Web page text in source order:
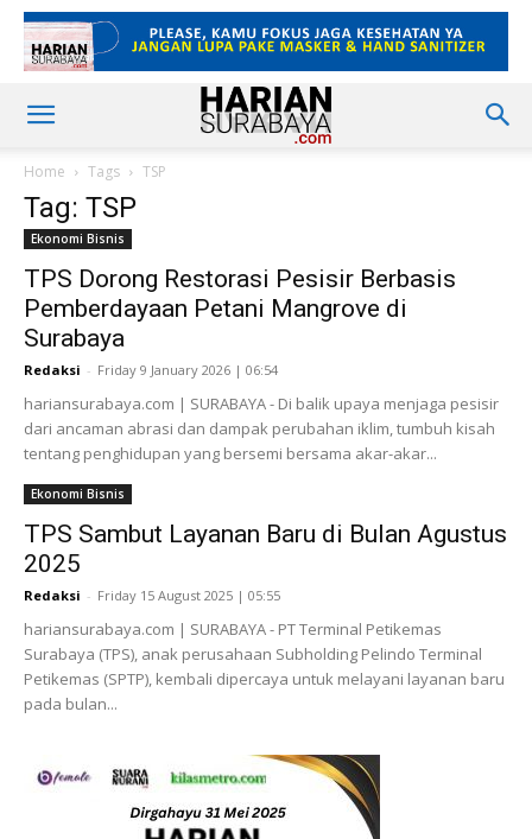
Home Tags TSP
Tag: TSP
Ekonomi Bisnis
TPS Dorong Restorasi Pesisir Berbasis
Pemberdayaan Petani Mangrove di
Surabaya
Redaksi - Friday 9 January 2026 | 06:54
hariansurabaya.com | SURABAYA - Di balik upaya menjaga pesisir
dari ancaman abrasi dan dampak perubahan iklim, tumbuh kisah
tentang penghidupan yang bersemi bersama akar-akar...
Ekonomi Bisnis
TPS Sambut Layanan Baru di Bulan Agustus
2025
Redaksi - Friday 15 August 2025 | 05:55
hariansurabaya.com | SURABAYA - PT Terminal Petikemas
Surabaya (TPS), anak perusahaan Subholding Pelindo Terminal
Petikemas (SPTP), kembali dipercaya untuk melayani layanan baru
pada bulan...